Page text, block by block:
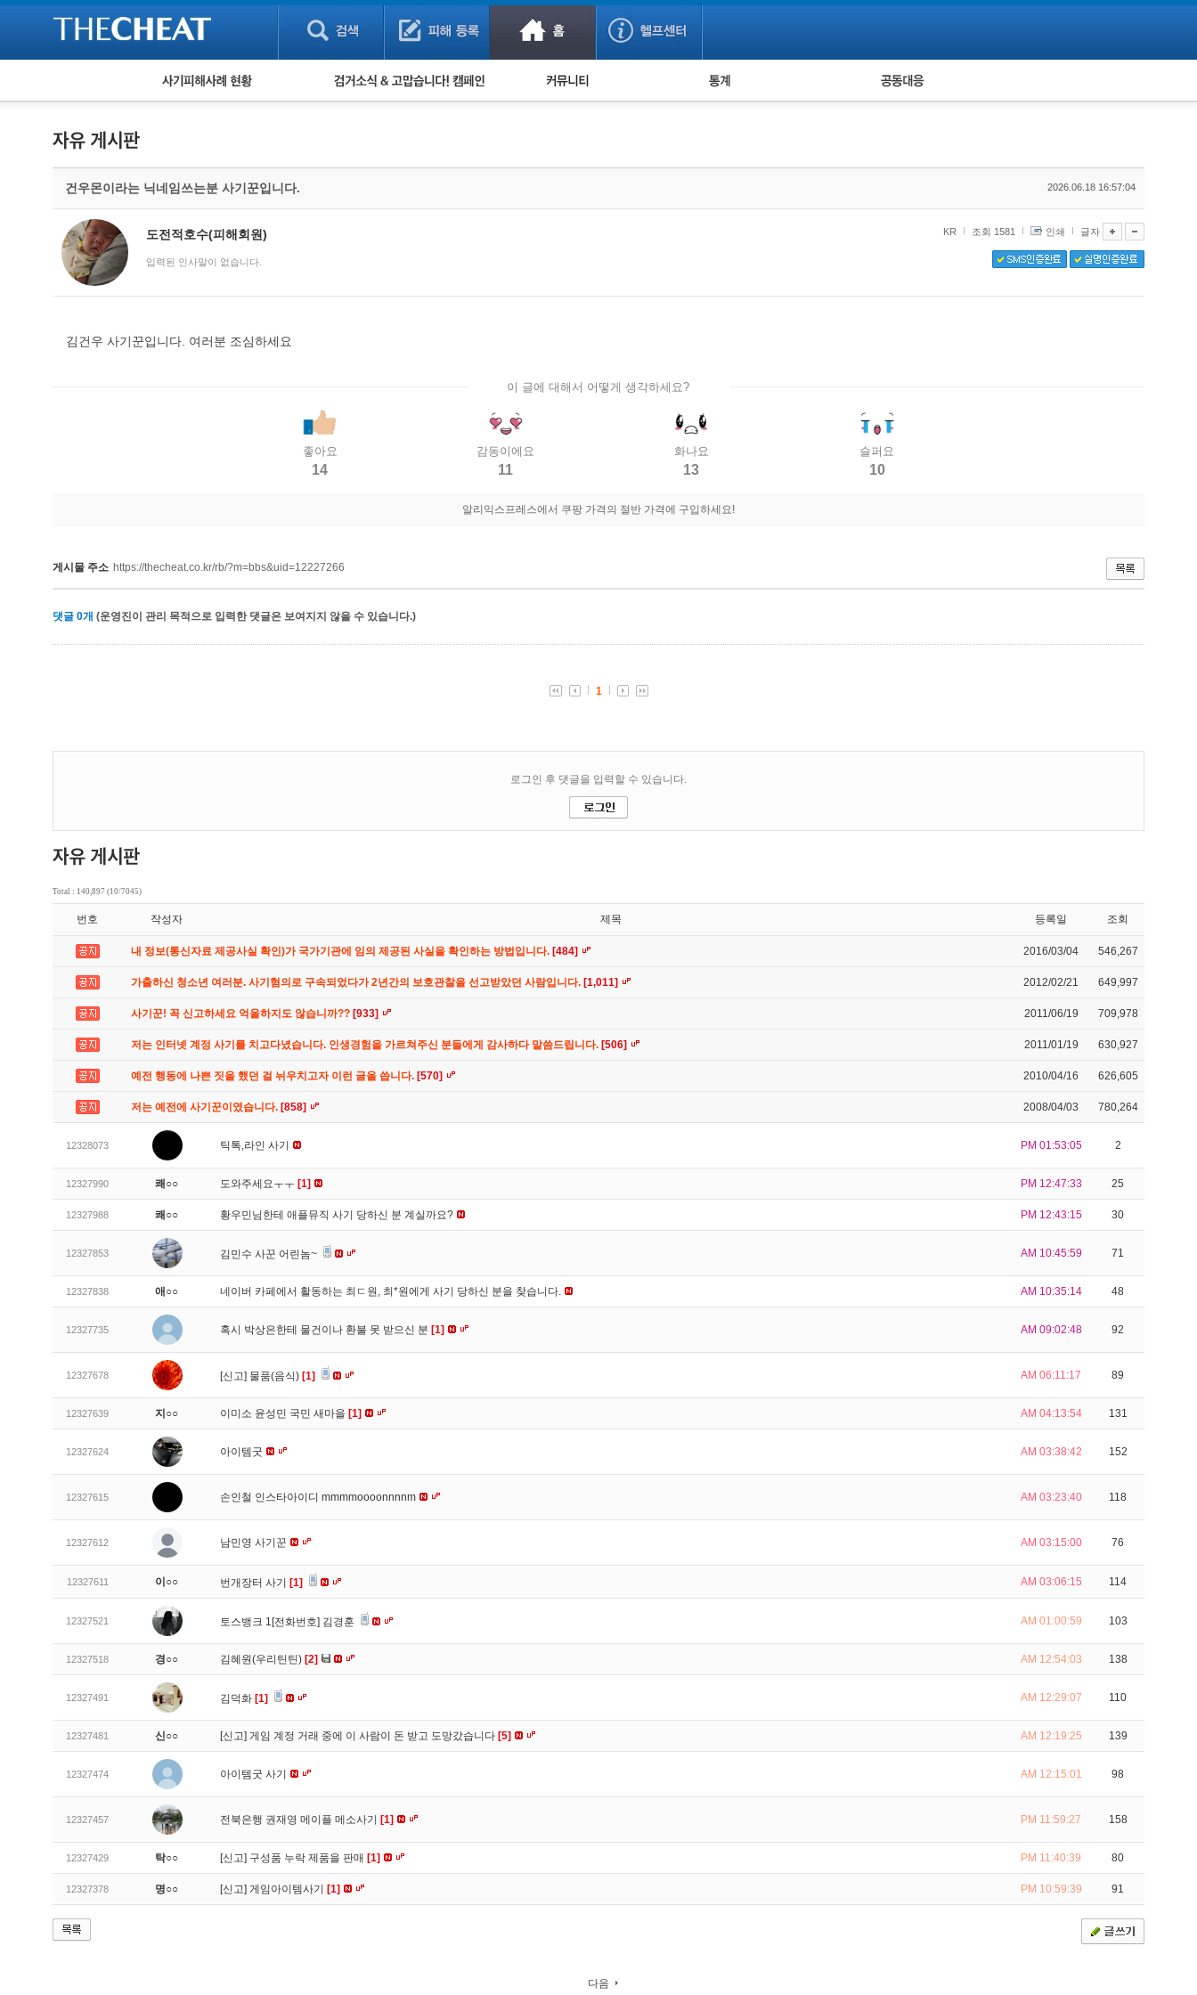
피해사례 현황
보이스피싱 피해사례
유해사이트 목록
비공개 피해사례
워킹홀리데이 피해사례
검거 소식 사기 예방했어요! 누적 피해사례 통계 피해자 공동대응
건우몬이라는 닉네임쓰는분 사기꾼입니다. 2026.06.18 16:57:04
도전적호수(피해회원)
입력된 인사말이 없습니다.
KR 조회 1581 인쇄 글자
김건우 사기꾼입니다. 여러분 조심하세요
이 글에 대해서 어떻게 생각하세요?
좋아요
14
감동이에요
11
화나요
13
슬퍼요
10
알리익스프레스에서 쿠팡 가격의 절반 가격에 구입하세요!
게시물 주소 https://thecheat.co.kr/rb/?m=bbs&uid=12227266
댓글 0개 (운영진이 관리 목적으로 입력한 댓글은 보여지지 않을 수 있습니다.)
Total : 140,897 (10/7045)
번호 작성자 제목 등록일 조회
내 정보(통신자료 제공사실 확인)가 국가기관에 임의 제공된 사실을 확인하는 방법입니다. [484] 2016/03/04 546,267
가출하신 청소년 여러분. 사기혐의로 구속되었다가 2년간의 보호관찰을 선고받았던 사람입니다. [1,011] 2012/02/21 649,997
사기꾼! 꼭 신고하세요 억울하지도 않습니까?? [933] 2011/06/19 709,978
저는 인터넷 계정 사기를 치고다녔습니다. 인생경험을 가르쳐주신 분들에게 감사하다 말씀드립니다. [506] 2011/01/19 630,927
예전 행동에 나쁜 짓을 했던 걸 뉘우치고자 이런 글을 씁니다. [570] 2010/04/16 626,605
저는 예전에 사기꾼이였습니다. [858] 2008/04/03 780,264
12328073 틱톡,라인 사기 PM 01:53:05 2
12327990 쾌○○ 도와주세요ㅜㅜ [1] PM 12:47:33 25
12327988 쾌○○ 황우민님한테 애플뮤직 사기 당하신 분 계실까요? PM 12:43:15 30
12327853 김민수 사꾼 어린놈~ AM 10:45:59 71
12327838 애○○ 네이버 카페에서 활동하는 최ㄷ원, 최*원에게 사기 당하신 분을 찾습니다. AM 10:35:14 48
12327735 혹시 박상은한테 물건이나 환불 못 받으신 분 [1] AM 09:02:48 92
12327678 [신고] 물품(음식) [1] AM 06:11:17 89
12327639 지○○ 이미소 윤성민 국민 새마을 [1] AM 04:13:54 131
12327624 아이템굿 AM 03:38:42 152
12327615 손인철 인스타아이디 mmmmoooonnnnm AM 03:23:40 118
12327612 남민영 사기꾼 AM 03:15:00 76
12327611 이○○ 번개장터 사기 [1] AM 03:06:15 114
12327521 토스뱅크 1[전화번호] 김경훈 AM 01:00:59 103
12327518 경○○ 김혜원(우리틴틴) [2] AM 12:54:03 138
12327491 김덕화 [1] AM 12:29:07 110
12327481 신○○ [신고] 게임 계정 거래 중에 이 사람이 돈 받고 도망갔습니다 [5] AM 12:19:25 139
12327474 아이템굿 사기 AM 12:15:01 98
12327457 전북은행 권재영 메이플 메소사기 [1] PM 11:59:27 158
12327429 탁○○ [신고] 구성품 누락 제품을 판매 [1] PM 11:40:39 80
12327378 명○○ [신고] 게임아이템사기 [1] PM 10:59:39 91
다음